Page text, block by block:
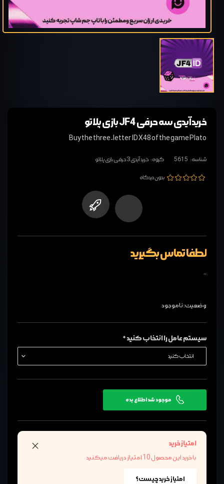
خرید آیدی سه حرفی JF4 بازی پلاتو
Buy the three-letter ID X48 of the game Plato
شناسه: 5615 گروه: خرید آیدی 3 حرفی بازی پلاتو
بدون دیدگاه
لطفا تماس بگیرید
..
وضعیت:ناموجود
سیستم عامل را انتخاب کنید *
موجود شد اطلاع بده
امتیاز خرید
با خرید این محصول 10 امتیاز دریافت میکنید
امتیاز خرید چیست؟